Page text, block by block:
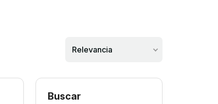
Relevancia
Buscar